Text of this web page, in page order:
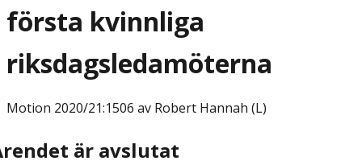
första kvinnliga
riksdagsledamöterna
Motion 2020/21:1506 av Robert Hannah (L)
är avslutat